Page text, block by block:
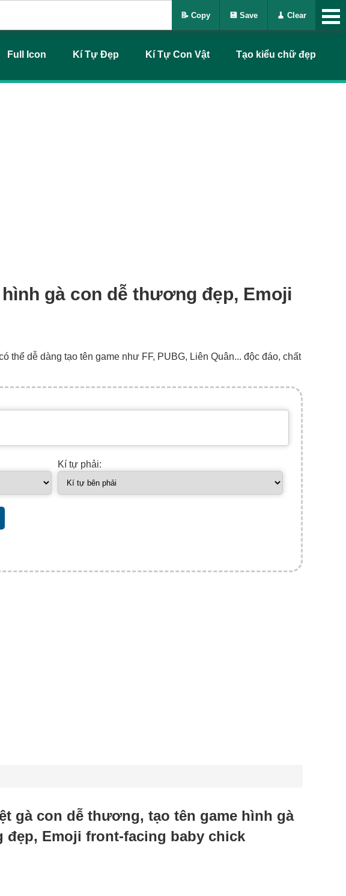
Full Icon Kí Tự Đẹp Kí Tự Con Vật Tạo kiểu chữ đẹp
gà con dễ thương đẹp, Emoji
thể dễ dàng tạo tên game như FF, PUBG, Liên Quân... độc đáo, chất
Kí tự phải:
gà con dễ thương, tạo tên game hình gà
đẹp, Emoji front-facing baby chick
📝 Copy 💾 Save 🧹 Clear